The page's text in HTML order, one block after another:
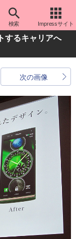
検索 Impressサイト
するキャリアへ
次の画像